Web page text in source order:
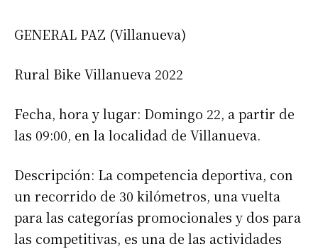
Número de teléfono
GENERAL PAZ (Villanueva)
Rural Bike Villanueva 2022
Fecha, hora y lugar: Domingo 22, a partir de
las 09:00, en la localidad de Villanueva.
Descripción: La competencia deportiva, con
un recorrido de 30 kilómetros, una vuelta
para las categorías promocionales y dos para
las competitivas, es una de las actividades